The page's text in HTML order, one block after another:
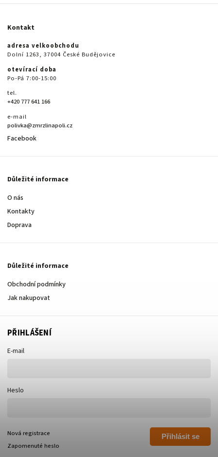
Kontakt
adresa velkoobchodu
Dolní 1263, 37004 České Budějovice
otevírací doba
Po-Pá 7:00-15:00
tel.
+420 777 641 166
e-mail
polivka@zmrzlinapoli.cz
Facebook
Důležité informace
O nás
Kontakty
Doprava
Důležité informace
Obchodní podmínky
Jak nakupovat
PŘIHLÁŠENÍ
E-mail
Heslo
Přihlásit se
Nová registrace
Zapomenuté heslo